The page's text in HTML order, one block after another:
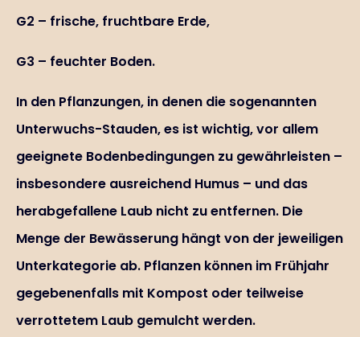
G2 – frische, fruchtbare Erde,
G3 – feuchter Boden.
In den Pflanzungen, in denen die sogenannten
Unterwuchs-Stauden, es ist wichtig, vor allem
geeignete Bodenbedingungen zu gewährleisten –
insbesondere ausreichend Humus – und das
herabgefallene Laub nicht zu entfernen. Die
Menge der Bewässerung hängt von der jeweiligen
Unterkategorie ab. Pflanzen können im Frühjahr
gegebenenfalls mit Kompost oder teilweise
verrottetem Laub gemulcht werden.